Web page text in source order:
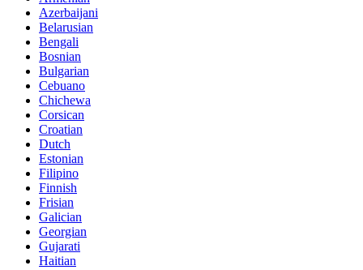
Azerbaijani
Belarusian
Bengali
Bosnian
Bulgarian
Cebuano
Chichewa
Corsican
Croatian
Dutch
Estonian
Filipino
Finnish
Frisian
Galician
Georgian
Gujarati
Haitian